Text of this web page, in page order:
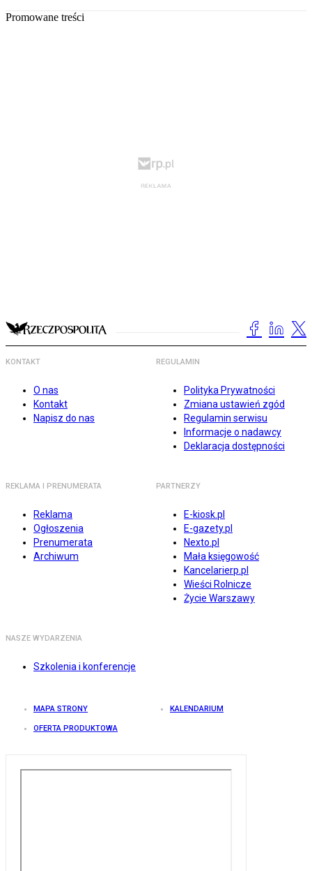
Promowane treści
KONTAKT
O nas
Kontakt
Napisz do nas
REGULAMIN
Polityka Prywatności
Zmiana ustawień zgód
Regulamin serwisu
Informacje o nadawcy
Deklaracja dostępności
REKLAMA I PRENUMERATA
Reklama
Ogłoszenia
Prenumerata
Archiwum
PARTNERZY
E-kiosk.pl
E-gazety.pl
Nexto.pl
Mała księgowość
Kancelarierp.pl
Wieści Rolnicze
Życie Warszawy
NASZE WYDARZENIA
Szkolenia i konferencje
MAPA STRONY KALENDARIUM
OFERTA PRODUKTOWA